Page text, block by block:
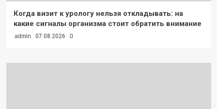
Когда визит к урологу нельзя откладывать: на
какие сигналы организма стоит обратить внимание
admin 07.08.2026 0